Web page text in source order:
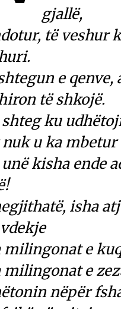
gjallë,
të veshur
e
të shkojë.
ku
u ka mbetur
kisha ende
isha
milingonat e
milingonat e
nëpër